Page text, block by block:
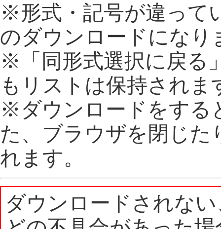
※形式・記号が違って
のダウンロードになり
※「同形式選択に戻る
もリストは保持されま
※ダウンロードをする
た、ブラウザを閉じた
れます。
ダウンロードされな